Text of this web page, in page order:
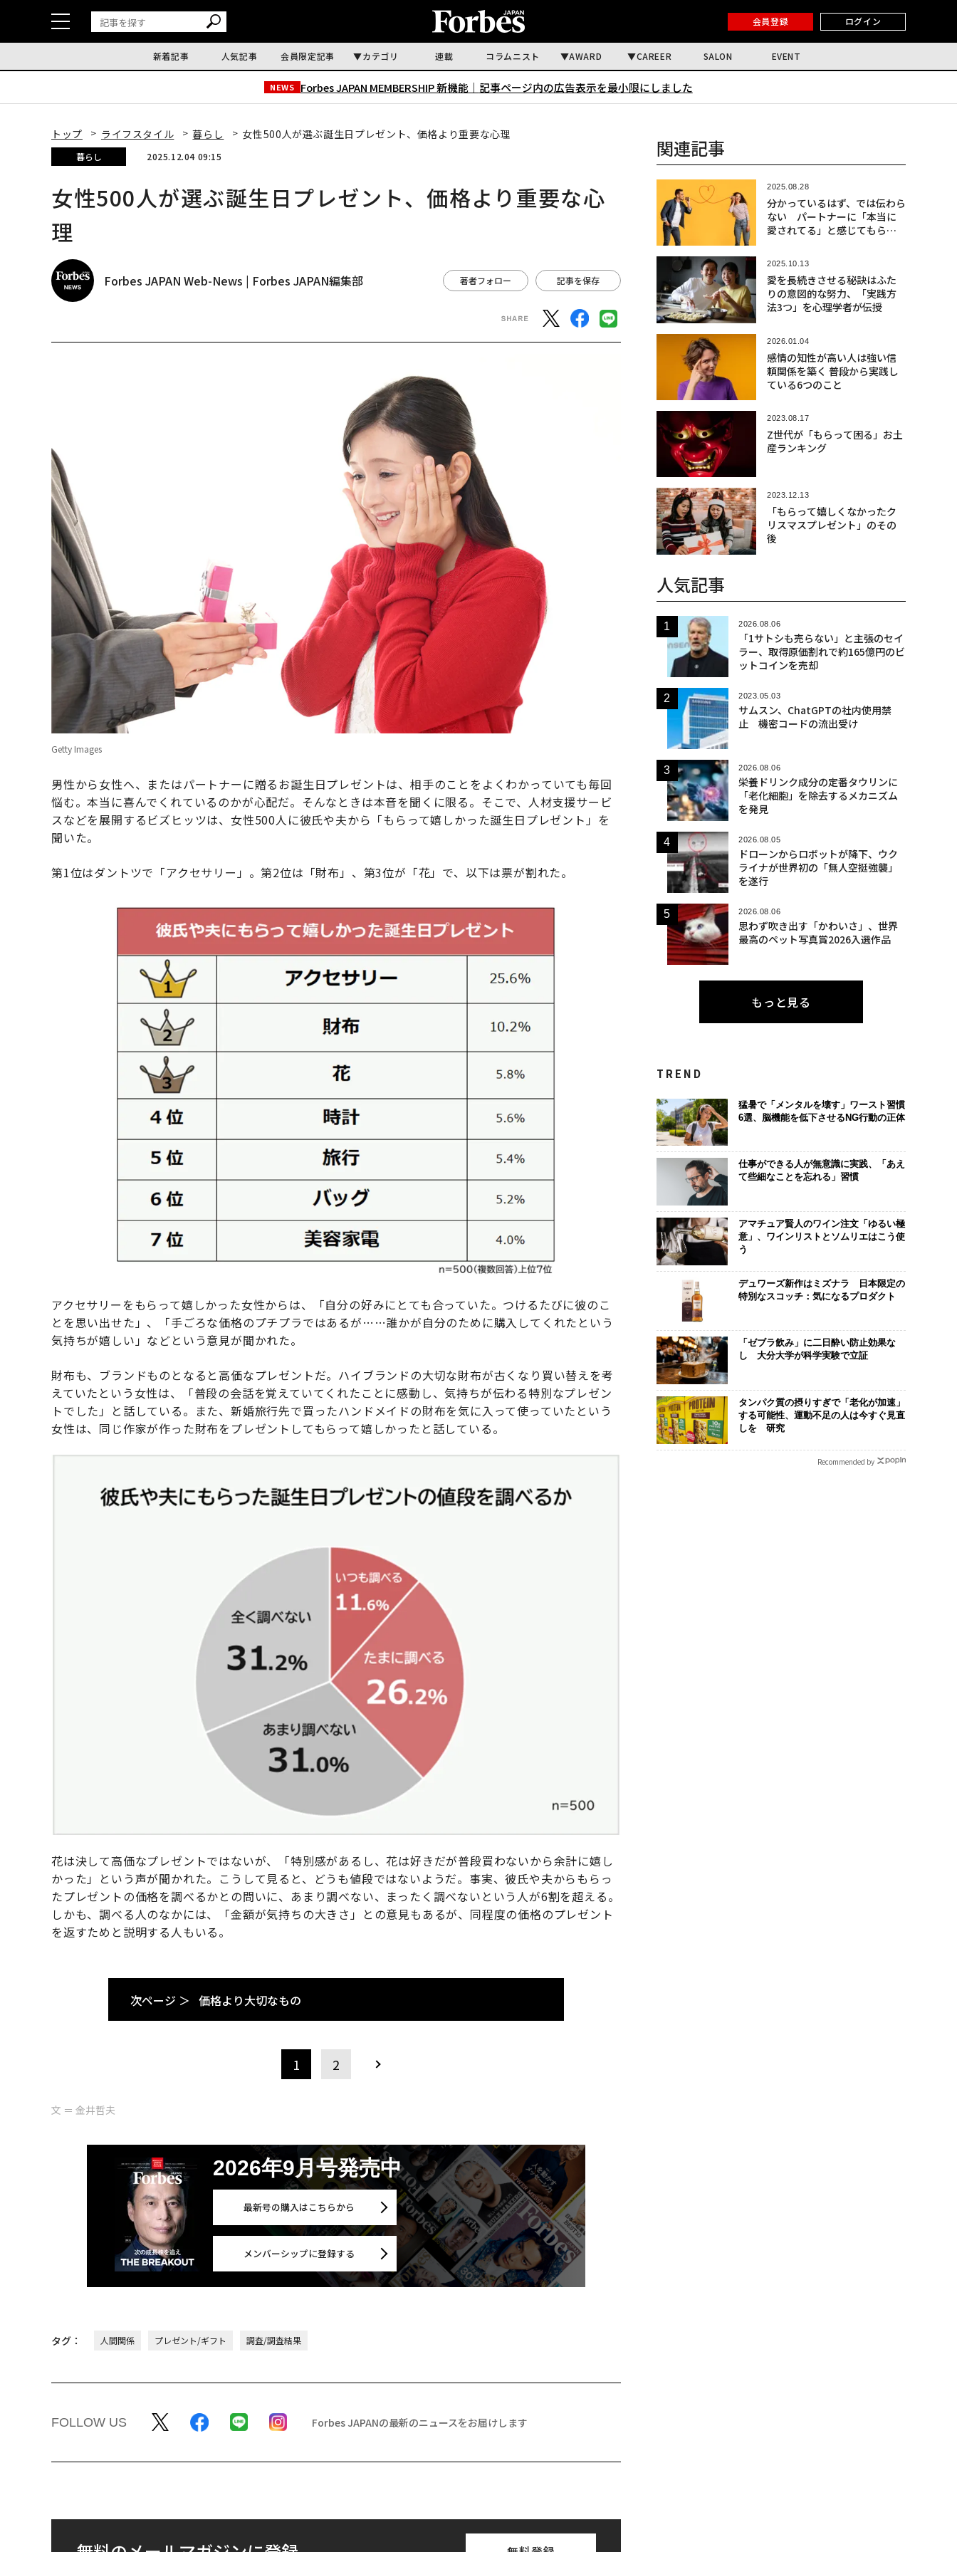
会員登録 ログイン
新着記事 人気記事 会員限定記事 カテゴリ 連載 コラムニスト AWARD CAREER SALON EVENT
NEWS Forbes JAPAN MEMBERSHIP 新機能｜ 記事ページ内の広告表示を最小限にしました
トップ ライフスタイル 暮らし 女性500人が選ぶ誕生日プレゼント、価格より重要な心理
暮らし 2025.12.04 09:15
女性500人が選ぶ誕生日プレゼント、価格より重要な心
理
Forbes JAPAN Web-News | Forbes JAPAN編集部 著者フォロー 記事を保存
Getty Images
男性から女性へ、またはパートナーに贈るお誕生日プレゼントは、相手のことをよくわかっていても毎回
悩む。本当に喜んでくれているのかが心配だ。そんなときは本音を聞くに限る。そこで、人材支援サービ
スなどを展開するビズヒッツは、女性500人に彼氏や夫から「もらって嬉しかった誕生日プレゼント」を
聞いた。
第1位はダントツで「アクセサリー」。第2位は「財布」、第3位が「花」で、以下は票が割れた。
アクセサリーをもらって嬉しかった女性からは、「自分の好みにとても合っていた。つけるたびに彼のこ
とを思い出せた」、「手ごろな価格のプチプラではあるが……誰かが自分のために購入してくれたという
気持ちが嬉しい」などという意見が聞かれた。
財布も、ブランドものとなると高価なプレゼントだ。ハイブランドの大切な財布が古くなり買い替えを考
えていたという女性は、「普段の会話を覚えていてくれたことに感動し、気持ちが伝わる特別なプレゼン
トでした」と話している。また、新婚旅行先で買ったハンドメイドの財布を気に入って使っていたという
女性は、同じ作家が作った財布をプレゼントしてもらって嬉しかったと話している。
花は決して高価なプレゼントではないが、「特別感があるし、花は好きだが普段買わないから余計に嬉し
かった」という声が聞かれた。こうして見ると、どうも値段ではないようだ。事実、彼氏や夫からもらっ
たプレゼントの価格を調べるかとの問いに、あまり調べない、まったく調べないという人が6割を超える。
しかも、調べる人のなかには、「金額が気持ちの大きさ」との意見もあるが、同程度の価格のプレゼント
を返すためと説明する人もいる。
次ページ ＞ 価格より大切なもの
1 2
文 ＝ 金井哲夫
2026年9月号発売中
最新号の購入はこちらから
メンバーシップに登録する
タグ： 人間関係 プレゼント/ギフト 調査/調査結果
FOLLOW US Forbes JAPANの最新のニュースをお届けします
関連記事
2025.08.28
分かっているはず、では伝わら
ない パートナーに「本当に
愛されてる」と感じてもらう3
2025.10.13
愛を長続きさせる秘訣はふた
りの意図的な努力、「実践方
法3つ」を心理学者が伝授
2026.01.04
感情の知性が高い人は強い信
頼関係を築く 普段から実践し
ている6つのこと
2023.08.17
Z世代が「もらって困る」お土
産ランキング
2023.12.13
「もらって嬉しくなかったク
リスマスプレゼント」のその
後
人気記事
2026.08.06
「1サトシも売らない」と主張のセイ
ラー、取得原価割れで約165億円のビ
ットコインを売却
2023.05.03
サムスン、ChatGPTの社内使用禁
止 機密コードの流出受け
2026.08.06
栄養ドリンク成分の定番タウリンに
「老化細胞」を除去するメカニズム
を発見
2026.08.05
ドローンからロボットが降下、ウク
ライナが世界初の「無人空挺強襲」
を遂行
2026.08.06
思わず吹き出す「かわいさ」、世界
最高のペット写真賞2026入選作品
もっと見る
TREND
猛暑で「メンタルを壊す」ワースト習慣
6選、脳機能を低下させるNG行動の正体
仕事ができる人が無意識に実践、「あえ
て些細なことを忘れる」習慣
アマチュア賢人のワイン注文「ゆるい極
意」、ワインリストとソムリエはこう使
う
デュワーズ新作はミズナラ 日本限定の
特別なスコッチ：気になるプロダクト
「ゼブラ飲み」に二日酔い防止効果な
し 大分大学が科学実験で立証
タンパク質の摂りすぎで「老化が加速」
する可能性、運動不足の人は今すぐ見直
しを 研究
Recommended by